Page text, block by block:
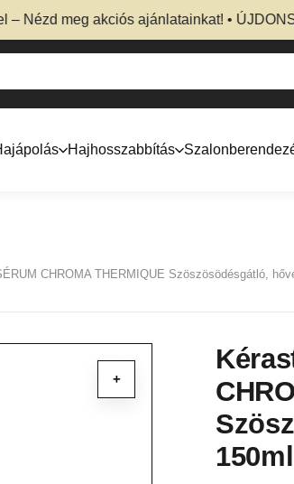
meg akciós ajánlatainkat! •
Hajhosszabbítás
CHROMA THERMIQUE Szöszösödésgátló,
+
150ml